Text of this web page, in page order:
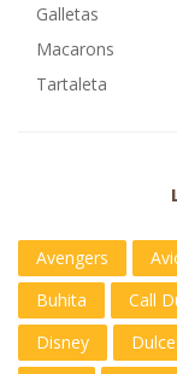
Galletas
Macarons
Tartaleta
Avengers
Buhita
Call
Disney